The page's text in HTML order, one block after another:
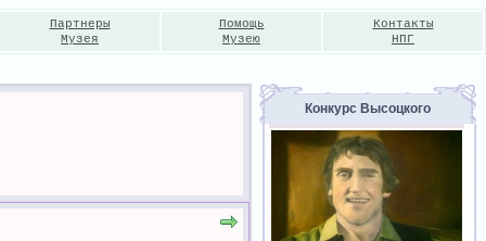
Партнеры
Музея
Помощь
Музею
Контакты
НПГ
Конкурс Высоцкого